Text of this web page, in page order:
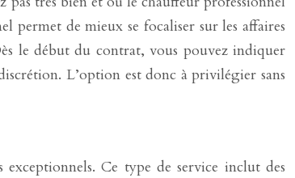
permet de mieux se focaliser sur les affaires
le début du contrat, vous pouvez indiquer
L’option est donc à privilégier sans
Ce type de service inclut des